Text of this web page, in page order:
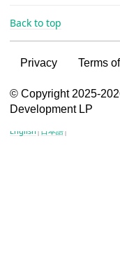
VSG content for HPE
VSG content for HPE Partners
English | 日本語|
Back to top
Privacy Terms
© Copyright 2025-
Development LP